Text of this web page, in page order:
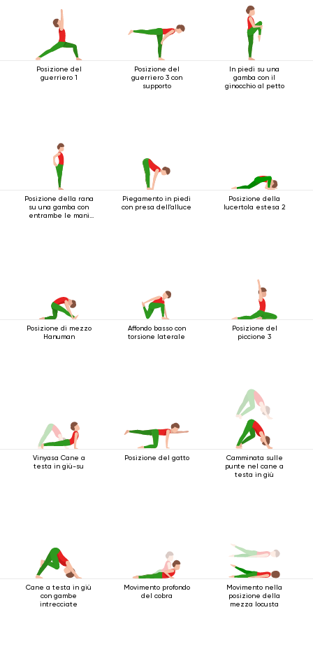
Posizione del
guerriero 1
Posizione del
guerriero 3 con
supporto
In piedi su una
gamba con il
ginocchio al petto
Posizione della rana
su una gamba con
entrambe le mani
Piegamento in piedi
con presa dell'alluce
Posizione della
lucertola estesa 2
Posizione di mezzo
Hanuman
Affondo basso con
torsione laterale
Posizione del
piccione 3
Vinyasa Cane a
testa in giù-su
Posizione del gatto
Camminata sulle
punte nel cane a
testa in giù
Cane a testa in giù
con gambe
intrecciate
Movimento profondo
del cobra
Movimento nella
posizione della
mezza locusta